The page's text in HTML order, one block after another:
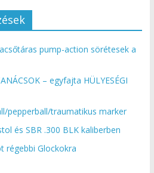
pump-action sörétesek a
– egyfajta HÜLYESÉGI
pepperball/traumatikus marker
és SBR .300 BLK kaliberben
régebbi Glockokra